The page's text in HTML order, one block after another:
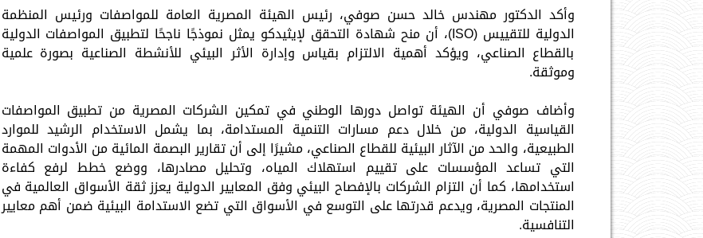
وأكد الدكتور مهندس خالد حسن صوفي، رئيس الهيئة المصرية العامة للمواصفات ورئيس المنظمة
الدولية للتقييس (ISO)، أن منح شهادة التحقق لإيثيدكو يمثل نموذجًا ناجحًا لتطبيق المواصفات الدولية
بالقطاع الصناعي، ويؤكد أهمية الالتزام بقياس وإدارة الأثر البيئي للأنشطة الصناعية بصورة علمية
وموثقة.
وأضاف صوفي أن الهيئة تواصل دورها الوطني في تمكين الشركات المصرية من تطبيق المواصفات
القياسية الدولية، من خلال دعم مسارات التنمية المستدامة، بما يشمل الاستخدام الرشيد للموارد
الطبيعية، والحد من الآثار البيئية للقطاع الصناعي، مشيرًا إلى أن تقارير البصمة المائية من الأدوات المهمة
التي تساعد المؤسسات على تقييم استهلاك المياه، وتحليل مصادرها، ووضع خطط لرفع كفاءة
استخدامها، كما أن التزام الشركات بالإفصاح البيئي وفق المعايير الدولية يعزز ثقة الأسواق العالمية في
المنتجات المصرية، ويدعم قدرتها على التوسع في الأسواق التي تضع الاستدامة البيئية ضمن أهم معايير
التنافسية.